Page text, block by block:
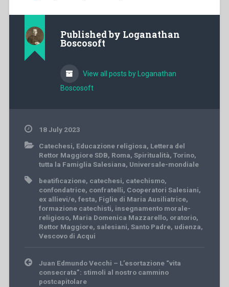
Published by Loganathan
Boscosoft
View all posts by Loganathan
Boscosoft
18 July 2023
Catechesi, Educazione religiosa, Lettera del
Rettor Maggiore SDB, Roma, Spiritualità, Torino,
tutta la Famiglia Salesiana, Universale-mondiale
beatificazione, catechesi, catechismo,
confondatrice, confratelli, Cooperatori Salesiani,
ex allievi/e, festa, Figlie di Maria Ausiliatrice,
formazione catechisti, insegnamento morale-
religioso, Maria Domenica Mazzarello, oratorio,
Rettor Maggiore, salesiani, Santo Padre, udienza,
Vescovo di Acqui
Post
navigation
Juan Edmundo Vecchi – L’esortazione “vita
consecrata”: stimoli al nostro cammino
postcapitolare